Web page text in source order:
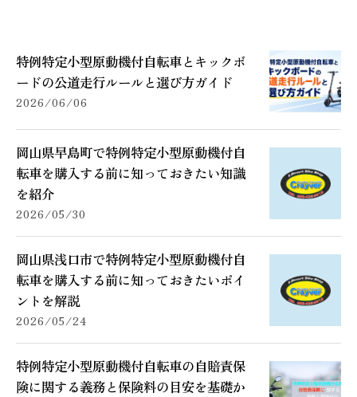
特例特定小型原動機付自転車とキックボ
ードの公道走行ルールと選び方ガイド
2026/06/06
岡山県早島町で特例特定小型原動機付自
転車を購入する前に知っておきたい知識
を紹介
2026/05/30
岡山県浅口市で特例特定小型原動機付自
転車を購入する前に知っておきたいポイ
ントを解説
2026/05/24
特例特定小型原動機付自転車の自賠責保
険に関する義務と保険料の目安を基礎か